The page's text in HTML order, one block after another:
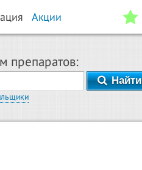
Акции
препаратов:
Найти